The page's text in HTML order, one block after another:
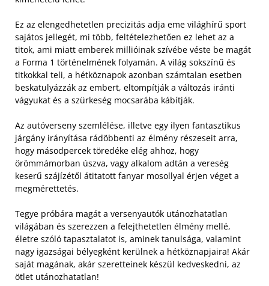
Ez az elengedhetetlen precizitás adja eme világhírű sport
sajátos jellegét, mi több, feltételezhetően ez lehet az a
titok, ami miatt emberek millióinak szívébe véste be magát
a Forma 1 történelmének folyamán. A világ sokszínű és
titkokkal teli, a hétköznapok azonban számtalan esetben
beskatulyázzák az embert, eltompítják a változás iránti
vágyukat és a szürkeség mocsarába kábítják.
Az autóverseny szemlélése, illetve egy ilyen fantasztikus
járgány irányítása rádöbbenti az élmény részeseit arra,
hogy másodpercek töredéke elég ahhoz, hogy
örömmámorban úszva, vagy alkalom adtán a vereség
keserű szájízétől átitatott fanyar mosollyal érjen véget a
megmérettetés.
Tegye próbára magát a versenyautók utánozhatatlan
világában és szerezzen a felejthetetlen élmény mellé,
életre szóló tapasztalatot is, aminek tanulsága, valamint
nagy igazságai bélyegként kerülnek a hétköznapjaira! Akár
saját magának, akár szeretteinek készül kedveskedni, az
ötlet utánozhatatlan!